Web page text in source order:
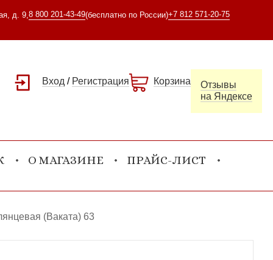
д. 9, 8 800 201-43-49(бесплатно по России)+7 812 571-20-75
Вход / Регистрация Корзина
Отзывы
на Яндексе
О МАГАЗИНЕ ПРАЙС-ЛИСТ
(Ваката) 63